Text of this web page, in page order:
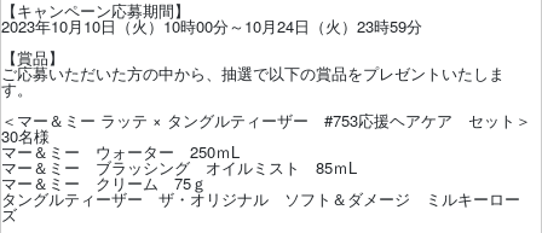
【キャンペーン応募期間】
2023年10月10日（火）10時00分～10月24日（火）23時59分
【賞品】
ご応募いただいた方の中から、抽選で以下の賞品をプレゼントいたしま
す。
＜マー＆ミー ラッテ × タングルティーザー #753応援ヘアケア セット＞
30名様
マー＆ミー ウォーター 250ｍL
マー＆ミー ブラッシング オイルミスト 85ｍL
マー＆ミー クリーム 75ｇ
タングルティーザー ザ・オリジナル ソフト＆ダメージ ミルキーロー
ズ